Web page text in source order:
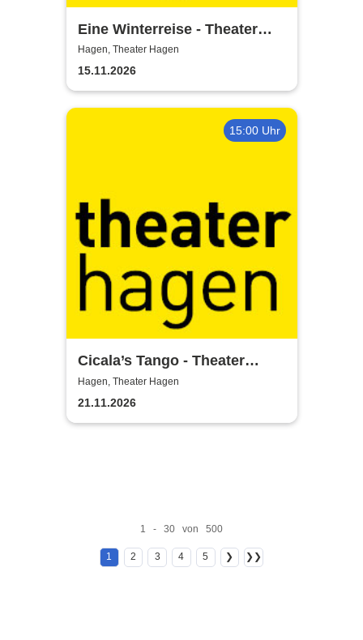
Eine Winterreise - Theater
Hagen
Hagen, Theater Hagen
15.11.2026
15:00 Uhr
Cicala’s Tango - Theater
Hagen
Hagen, Theater Hagen
21.11.2026
1 - 30 von 500
1 2 3 4 5 ❯ ❯❯